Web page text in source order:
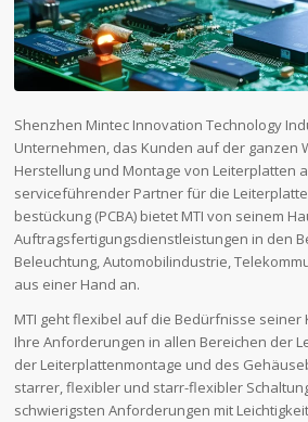
Shenzhen Mintec Innovation Technology
Unternehmen, das Kunden auf der ganzen
Herstellung und Montage von Leiterplatten
serviceführender Partner für die
bestückung (PCBA) bietet MTI von seinem
Auftragsfertigungsdienstleistungen in den
Beleuchtung, Automobilindustrie,
aus einer Hand an.
MTI geht flexibel auf die Bedürfnisse seiner
Ihre Anforderungen in allen Bereichen der
der Leiterplattenmontage und des
starrer, flexibler und starr-flexibler
schwierigsten Anforderungen mit